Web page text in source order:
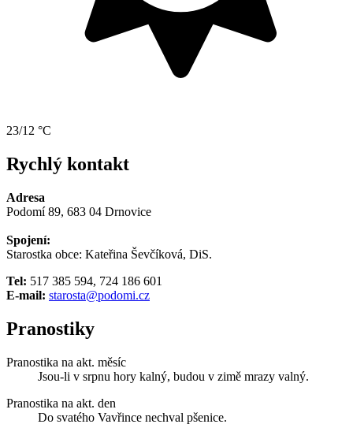
23/12 °C
Rychlý kontakt
Adresa
Podomí 89, 683 04 Drnovice
Spojení:
Starostka obce: Kateřina Ševčíková, DiS.
Tel: 517 385 594, 724 186 601
E-mail: starosta@podomi.cz
Pranostiky
Pranostika na akt. měsíc
Jsou-li v srpnu hory kalný, budou v zimě mrazy valný.
Pranostika na akt. den
Do svatého Vavřince nechval pšenice.